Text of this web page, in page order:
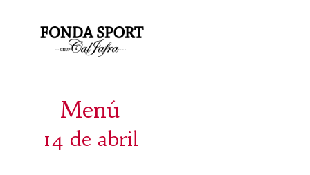
Menú
14 de abril